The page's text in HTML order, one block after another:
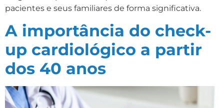
pacientes e seus familiares de forma significativa.
A importância do check-
up cardiológico a partir
dos 40 anos